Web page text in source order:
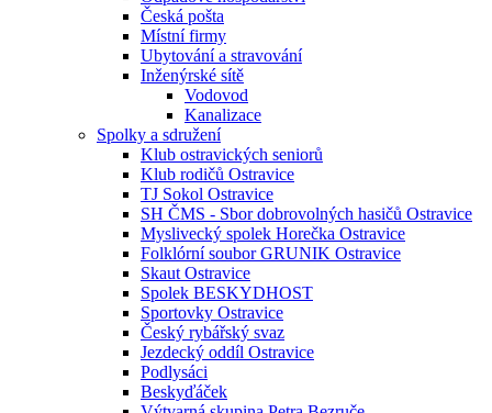
Česká pošta
Místní firmy
Ubytování a stravování
Inženýrské sítě
Vodovod
Kanalizace
Spolky a sdružení
Klub ostravických seniorů
Klub rodičů Ostravice
TJ Sokol Ostravice
SH ČMS - Sbor dobrovolných hasičů Ostravice
Myslivecký spolek Horečka Ostravice
Folklórní soubor GRUNIK Ostravice
Skaut Ostravice
Spolek BESKYDHOST
Sportovky Ostravice
Český rybářský svaz
Jezdecký oddíl Ostravice
Podlysáci
Beskyďáček